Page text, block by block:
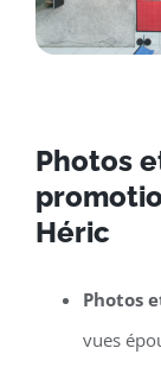
Photos
Héric
Photos
vues